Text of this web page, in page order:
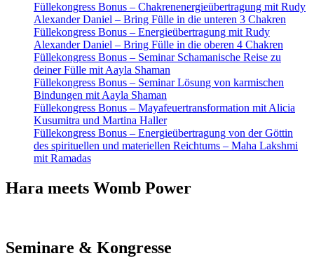
Füllekongress Bonus – Chakrenenergieübertragung mit Rudy
Alexander Daniel – Bring Fülle in die unteren 3 Chakren
Füllekongress Bonus – Energieübertragung mit Rudy
Alexander Daniel – Bring Fülle in die oberen 4 Chakren
Füllekongress Bonus – Seminar Schamanische Reise zu
deiner Fülle mit Aayla Shaman
Füllekongress Bonus – Seminar Lösung von karmischen
Bindungen mit Aayla Shaman
Füllekongress Bonus – Mayafeuertransformation mit Alicia
Kusumitra und Martina Haller
Füllekongress Bonus – Energieübertragung von der Göttin
des spirituellen und materiellen Reichtums – Maha Lakshmi
mit Ramadas
Hara meets Womb Power
Seminare & Kongresse